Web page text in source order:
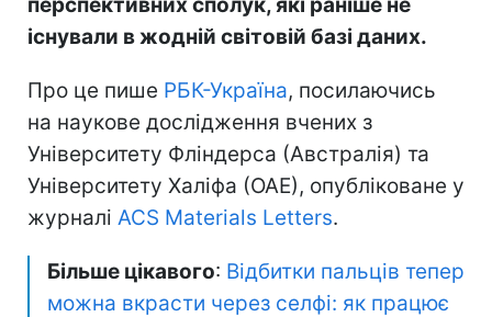
існували в жодній світовій базі даних.
Про це пише РБК-Україна, посилаючись
на наукове дослідження вчених з
Університету Фліндерса (Австралія) та
Університету Халіфа (ОАЕ), опубліковане у
журналі ACS Materials Letters.
Більше цікавого: Відбитки пальців тепер
можна вкрасти через селфі: як працює